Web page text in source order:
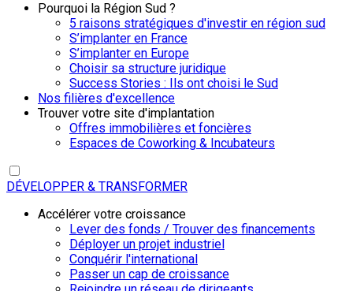
Pourquoi la Région Sud ?
5 raisons stratégiques d'investir en région sud
S’implanter en France
S’implanter en Europe
Choisir sa structure juridique
Success Stories : Ils ont choisi le Sud
Nos filières d'excellence
Trouver votre site d'implantation
Offres immobilières et foncières
Espaces de Coworking & Incubateurs
DÉVELOPPER & TRANSFORMER
Accélérer votre croissance
Lever des fonds / Trouver des financements
Déployer un projet industriel
Conquérir l'international
Passer un cap de croissance